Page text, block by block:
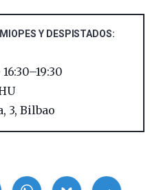
Y DESPISTADOS:
16:30–19:30
3, Bilbao